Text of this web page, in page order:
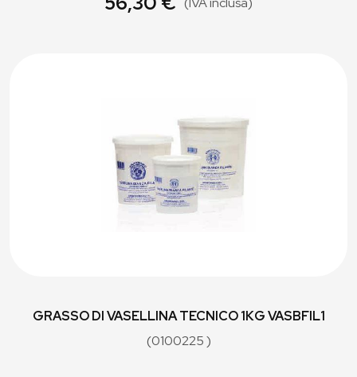
GRASSO DI VASELLINA TECNICO 1KG VASBFIL1
(0100225 )